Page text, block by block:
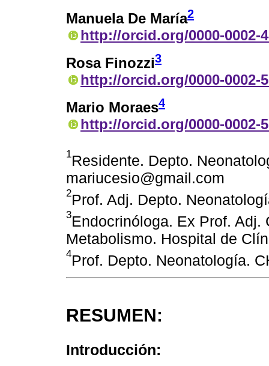
Manuela De María2
http://orcid.org/0000-0002-
Rosa Finozzi3
http://orcid.org/0000-0002-
Mario Moraes4
http://orcid.org/0000-0002-
1Residente. Depto.
mariucesio@gmail.com
2Prof. Adj. Depto.
3Endocrinóloga. Ex Prof.
Metabolismo. Hospital de
4Prof. Depto. Neonatología.
RESUMEN:
Introducción: